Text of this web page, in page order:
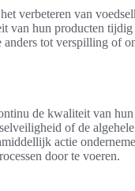
verbeteren van
van hun producten
anders tot verspilling of
de kwaliteit van
of de
actie
door te voeren.